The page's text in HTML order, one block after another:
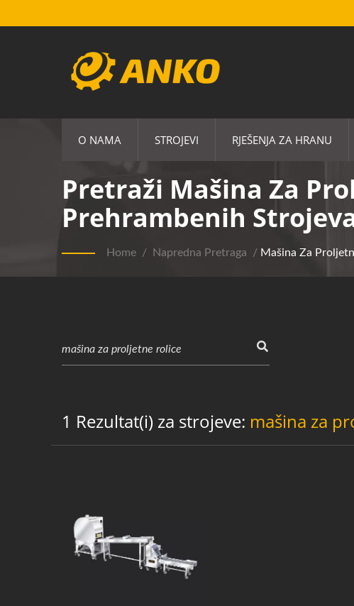
O NAMA STROJEVI RJEŠENJA ZA HRANU
Pretraži Mašina Za
Prehrambenih
Home / Napredna Pretraga / Mašina Za
1 Rezultat(i) za strojeve: mašina za